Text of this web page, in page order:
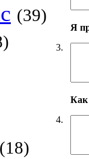
(39)
(18)
3.
Я
4.
Как